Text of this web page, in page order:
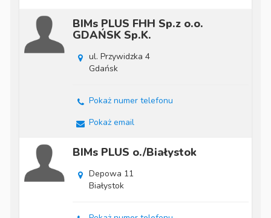
BIMs PLUS FHH Sp.z o.o.
GDAŃSK Sp.K.
ul. Przywidzka 4
Gdańsk
Pokaż numer telefonu
Pokaż email
BIMs PLUS o./Białystok
Depowa 11
Białystok